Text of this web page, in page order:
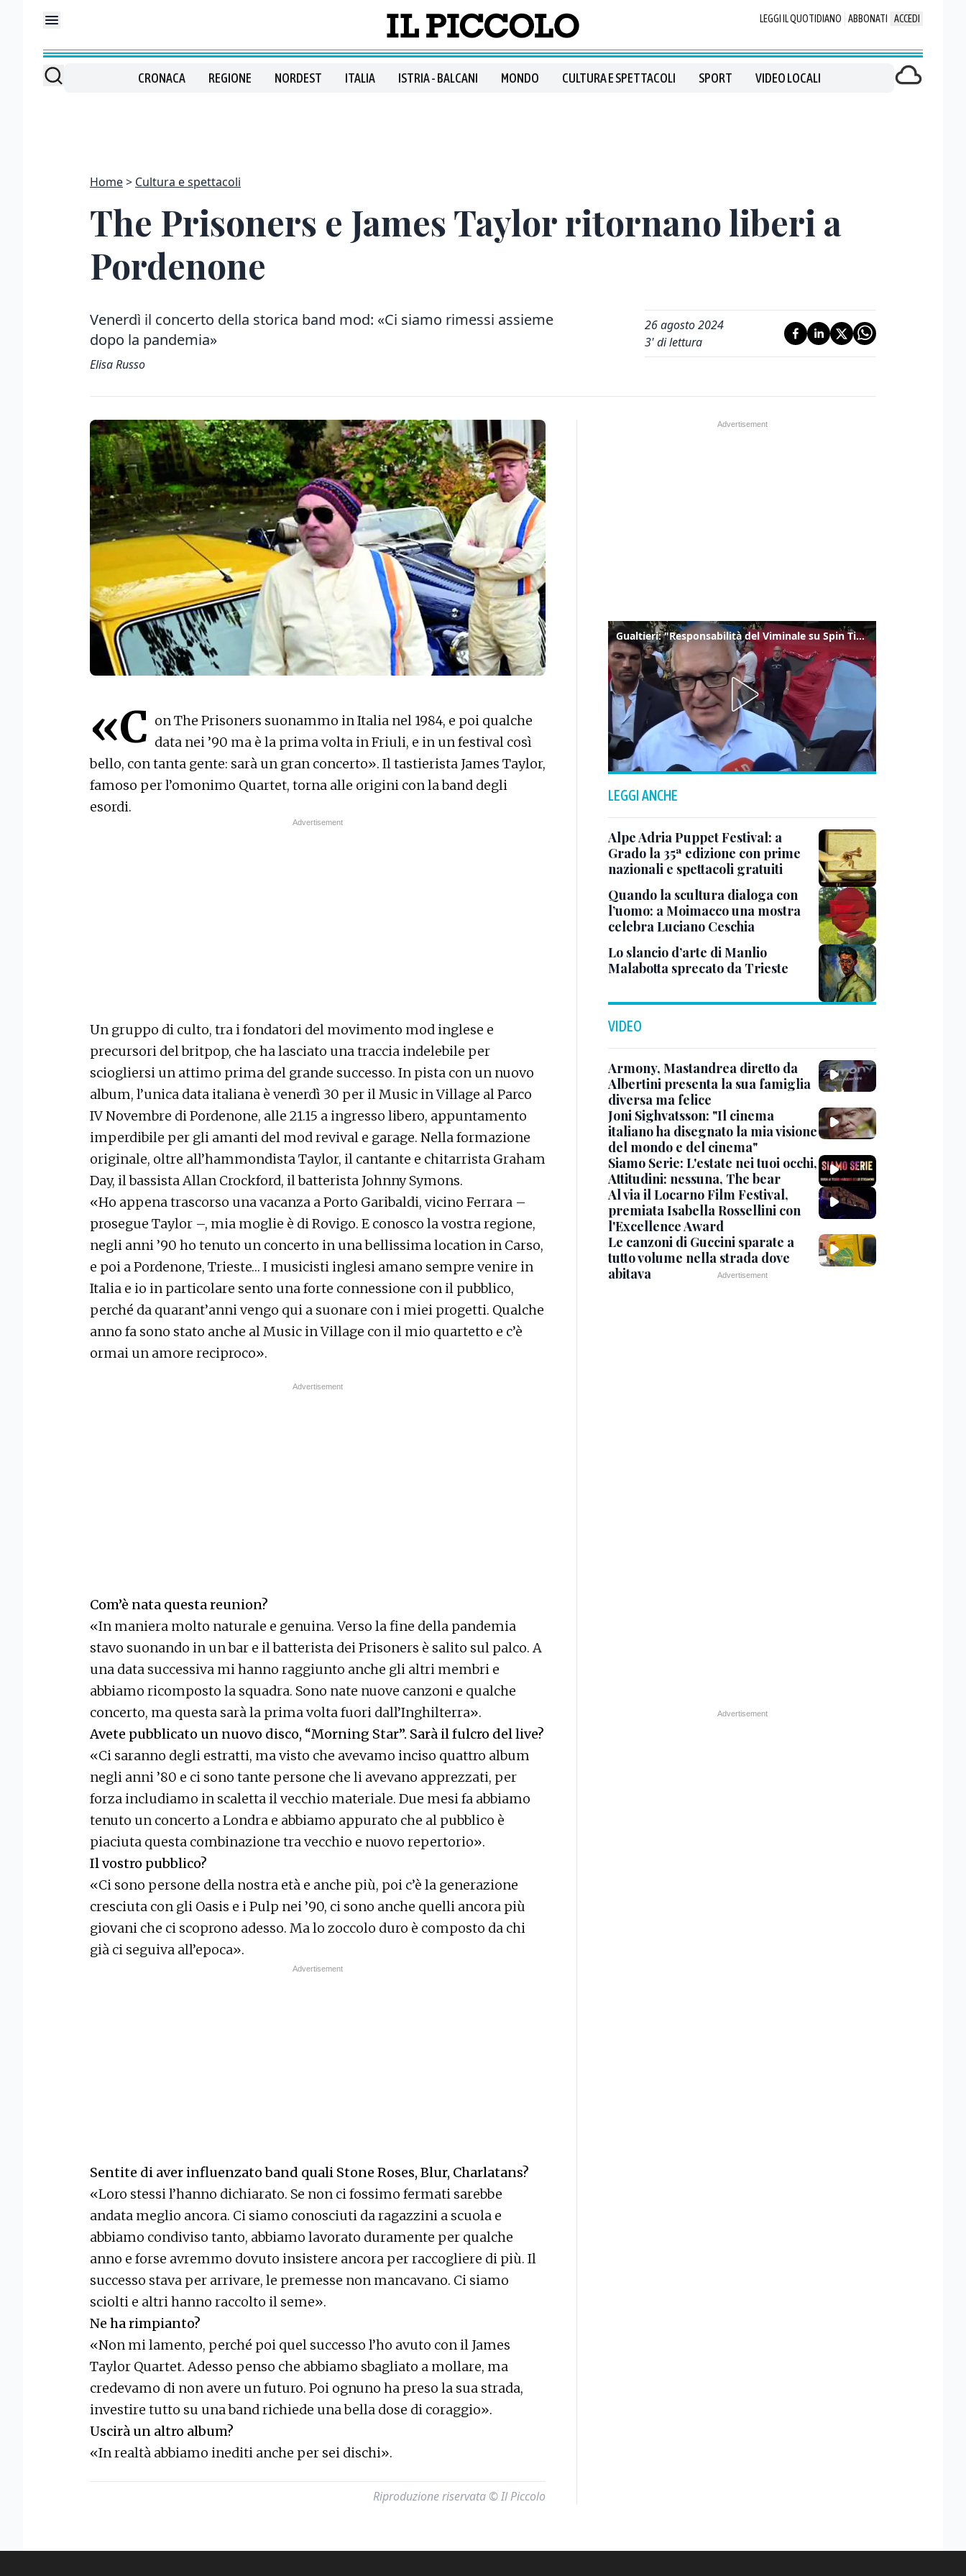
LEGGI IL QUOTIDIANO ABBONATI ACCEDI
CRONACA REGIONE NORDEST ITALIA ISTRIA - BALCANI MONDO CULTURA E SPETTACOLI SPORT VIDEO LOCALI
Home Cultura e spettacoli
The Prisoners e James Taylor ritornano liberi a
Pordenone
Venerdì il concerto della storica band mod: «Ci siamo rimessi assieme
dopo la pandemia»
Elisa Russo
26 agosto 2024
3' di lettura
«C on The Prisoners suonammo in Italia nel 1984, e poi qualche
data nei ’90 ma è la prima volta in Friuli, e in un festival così
bello, con tanta gente: sarà un gran concerto». Il tastierista James Taylor,
famoso per l’omonimo Quartet, torna alle origini con la band degli
esordi.
Un gruppo di culto, tra i fondatori del movimento mod inglese e
precursori del britpop, che ha lasciato una traccia indelebile per
sciogliersi un attimo prima del grande successo. In pista con un nuovo
album, l’unica data italiana è venerdì 30 per il Music in Village al Parco
IV Novembre di Pordenone, alle 21.15 a ingresso libero, appuntamento
imperdibile per gli amanti del mod revival e garage. Nella formazione
originale, oltre all’hammondista Taylor, il cantante e chitarrista Graham
Day, il bassista Allan Crockford, il batterista Johnny Symons.
«Ho appena trascorso una vacanza a Porto Garibaldi, vicino Ferrara –
prosegue Taylor –, mia moglie è di Rovigo. E conosco la vostra regione,
negli anni ’90 ho tenuto un concerto in una bellissima location in Carso,
e poi a Pordenone, Trieste… I musicisti inglesi amano sempre venire in
Italia e io in particolare sento una forte connessione con il pubblico,
perché da quarant’anni vengo qui a suonare con i miei progetti. Qualche
anno fa sono stato anche al Music in Village con il mio quartetto e c’è
ormai un amore reciproco».
Com’è nata questa reunion?
«In maniera molto naturale e genuina. Verso la fine della pandemia
stavo suonando in un bar e il batterista dei Prisoners è salito sul palco. A
una data successiva mi hanno raggiunto anche gli altri membri e
abbiamo ricomposto la squadra. Sono nate nuove canzoni e qualche
concerto, ma questa sarà la prima volta fuori dall’Inghilterra».
Avete pubblicato un nuovo disco, “Morning Star”. Sarà il fulcro del live?
«Ci saranno degli estratti, ma visto che avevamo inciso quattro album
negli anni ’80 e ci sono tante persone che li avevano apprezzati, per
forza includiamo in scaletta il vecchio materiale. Due mesi fa abbiamo
tenuto un concerto a Londra e abbiamo appurato che al pubblico è
piaciuta questa combinazione tra vecchio e nuovo repertorio».
Il vostro pubblico?
«Ci sono persone della nostra età e anche più, poi c’è la generazione
cresciuta con gli Oasis e i Pulp nei ’90, ci sono anche quelli ancora più
giovani che ci scoprono adesso. Ma lo zoccolo duro è composto da chi
già ci seguiva all’epoca».
Sentite di aver influenzato band quali Stone Roses, Blur, Charlatans?
«Loro stessi l’hanno dichiarato. Se non ci fossimo fermati sarebbe
andata meglio ancora. Ci siamo conosciuti da ragazzini a scuola e
abbiamo condiviso tanto, abbiamo lavorato duramente per qualche
anno e forse avremmo dovuto insistere ancora per raccogliere di più. Il
successo stava per arrivare, le premesse non mancavano. Ci siamo
sciolti e altri hanno raccolto il seme».
Ne ha rimpianto?
«Non mi lamento, perché poi quel successo l’ho avuto con il James
Taylor Quartet. Adesso penso che abbiamo sbagliato a mollare, ma
credevamo di non avere un futuro. Poi ognuno ha preso la sua strada,
investire tutto su una band richiede una bella dose di coraggio».
Uscirà un altro album?
«In realtà abbiamo inediti anche per sei dischi».
Riproduzione riservata © Il Piccolo
Gualtieri: "Responsabilità del Viminale su Spin Time? La posizione dei partiti è nota"
LEGGI ANCHE
Alpe Adria Puppet Festival: a
Grado la 35ª edizione con prime
nazionali e spettacoli gratuiti
Quando la scultura dialoga con
l’uomo: a Moimacco una mostra
celebra Luciano Ceschia
Lo slancio d’arte di Manlio
Malabotta sprecato da Trieste
VIDEO
Armony, Mastandrea diretto da
Albertini presenta la sua famiglia
diversa ma felice
Joni Sighvatsson: "Il cinema
italiano ha disegnato la mia visione
del mondo e del cinema"
Siamo Serie: L'estate nei tuoi occhi,
Attitudini: nessuna, The bear
Al via il Locarno Film Festival,
premiata Isabella Rossellini con
l'Excellence Award
Le canzoni di Guccini sparate a
tutto volume nella strada dove
abitava